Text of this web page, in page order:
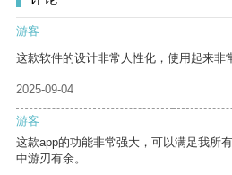
游客
这款软件的设计非常人性化，使用起来非
2025-09-04
游客
这款app的功能非常强大，可以满足我所
中游刃有余。